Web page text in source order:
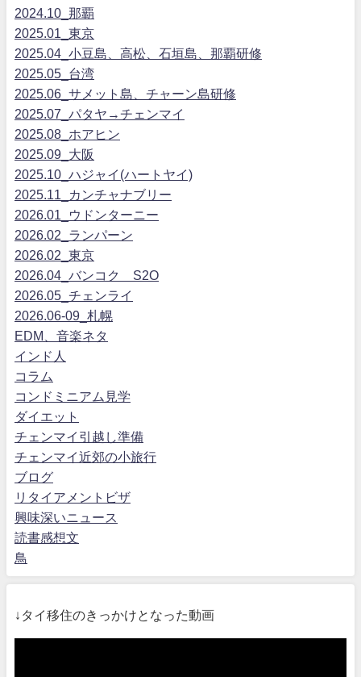
2024.10_那覇
2025.01_東京
2025.04_小豆島、高松、石垣島、那覇研修
2025.05_台湾
2025.06_サメット島、チャーン島研修
2025.07_パタヤ→チェンマイ
2025.08_ホアヒン
2025.09_大阪
2025.10_ハジャイ(ハートヤイ)
2025.11_カンチャナブリー
2026.01_ウドンターニー
2026.02_ランパーン
2026.02_東京
2026.04_バンコク S2O
2026.05_チェンライ
2026.06-09_札幌
EDM、音楽ネタ
インド人
コラム
コンドミニアム見学
ダイエット
チェンマイ引越し準備
チェンマイ近郊の小旅行
ブログ
リタイアメントビザ
興味深いニュース
読書感想文
鳥
↓タイ移住のきっかけとなった動画